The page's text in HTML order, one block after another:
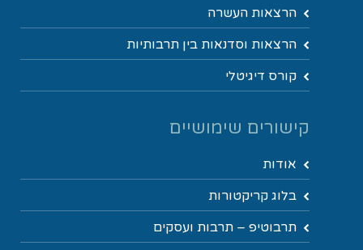
הרצאות העשרה
הרצאות וסדנאות בין תרבותיות
קורס דיגיטלי
קישורים שימושיים
אודות
בלוג קריקטורות
תרבוטיפ – תרבות ועסקים